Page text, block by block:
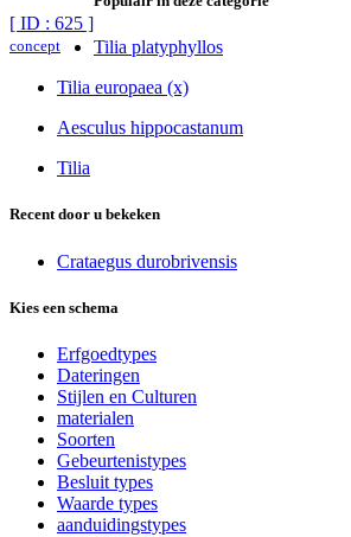
[ ID : 625 ]
concept
Tilia platyphyllos
Tilia europaea (x)
Aesculus hippocastanum
Tilia
Recent door u bekeken
Crataegus durobrivensis
Kies een schema
Erfgoedtypes
Dateringen
Stijlen en Culturen
materialen
Soorten
Gebeurtenistypes
Besluit types
Waarde types
aanduidingstypes